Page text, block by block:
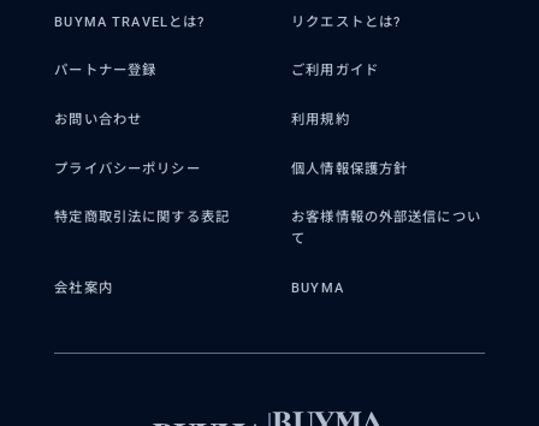
BUYMA TRAVELとは? リクエストとは?
パートナー登録 ご利用ガイド
お問い合わせ 利用規約
プライバシーポリシー 個人情報保護方針
特定商取引法に関する表記
お客様情報の外部送信につい
て
会社案内 BUYMA